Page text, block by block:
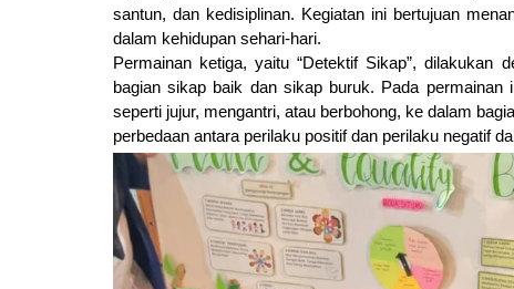
santun, dan kedisiplinan. Kegiatan ini bertujuan
dalam kehidupan sehari-hari.
Permainan ketiga, yaitu “Detektif Sikap”, dilakukan
bagian sikap baik dan sikap buruk. Pada permainan
seperti jujur, mengantri, atau berbohong, ke dalam
perbedaan antara perilaku positif dan perilaku negatif